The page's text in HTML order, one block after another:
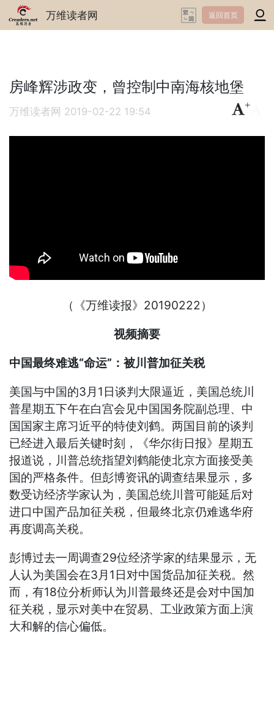
万维读者网 返回首页
房峰辉涉政变，曾控制中南海核地堡
万维读者网 2019-02-22 19:54
+
（《万维读报》20190222）
视频摘要
中国最终难逃“命运”：被川普加征关税
美国与中国的3月1日谈判大限逼近，美国总统川
普星期五下午在白宫会见中国国务院副总理、中
国国家主席习近平的特使刘鹤。两国目前的谈判
已经进入最后关键时刻，《华尔街日报》星期五
报道说，川普总统指望刘鹤能使北京方面接受美
国的严格条件。但彭博资讯的调查结果显示，多
数受访经济学家认为，美国总统川普可能延后对
进口中国产品加征关税，但最终北京仍难逃华府
再度调高关税。
彭博过去一周调查29位经济学家的结果显示，无
人认为美国会在3月1日对中国货品加征关税。然
而，有18位分析师认为川普最终还是会对中国加
征关税，显示对美中在贸易、工业政策方面上演
大和解的信心偏低。